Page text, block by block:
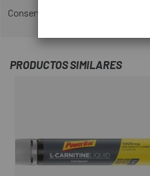
Conservar l'envàs ben tancat, en
PRODUCTOS SIMILARES